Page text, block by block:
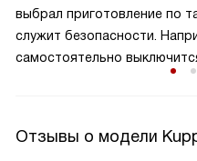
выбрал приготовление по
служит безопасности.
самостоятельно
Отзывы о модели